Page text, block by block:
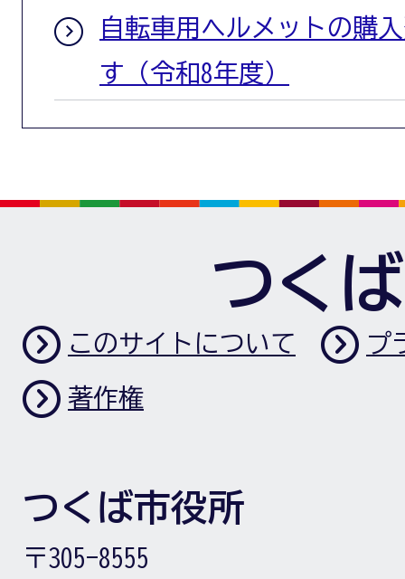
自転車用ヘルメットの購
す（令和8年度）
つく
このサイトについて プ
著作権
つくば市役所
〒305-8555